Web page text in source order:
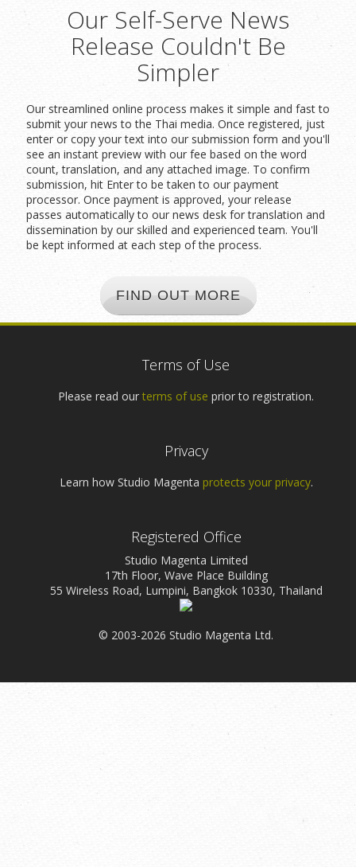
Our Self-Serve News
Release Couldn't Be
Simpler
Our streamlined online process makes it simple and fast to
submit your news to the Thai media. Once registered, just
enter or copy your text into our submission form and you'll
see an instant preview with our fee based on the word
count, translation, and any attached image. To confirm
submission, hit Enter to be taken to our payment
processor. Once payment is approved, your release
passes automatically to our news desk for translation and
dissemination by our skilled and experienced team. You'll
be kept informed at each step of the process.
FIND OUT MORE
Terms of Use
Please read our terms of use prior to registration.
Privacy
Learn how Studio Magenta protects your privacy.
Registered Office
Studio Magenta Limited
17th Floor, Wave Place Building
55 Wireless Road, Lumpini, Bangkok 10330, Thailand
© 2003-2026 Studio Magenta Ltd.